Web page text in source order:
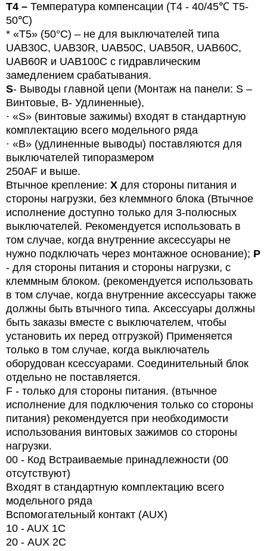
T4 – Температура компенсации (T4 - 40/45℃ T5-
50℃)
* «T5» (50°C) – не для выключателей типа
UAB30C, UAB30R, UAB50C, UAB50R, UAB60C,
UAB60R и UAB100C с гидравлическим
замедлением срабатывания.
S- Выводы главной цепи (Монтаж на панели: S –
Винтовые, B- Удлиненные),
· «S» (винтовые зажимы) входят в стандартную
комплектацию всего модельного ряда
· «B» (удлиненные выводы) поставляются для
выключателей типоразмером
250AF и выше.
Втычное крепление: X для стороны питания и
стороны нагрузки, без клеммного блока (Втычное
исполнение доступно только для 3-полюсных
выключателей. Рекомендуется использовать в
том случае, когда внутренние аксессуары не
нужно подключать через монтажное основание); P
- для стороны питания и стороны нагрузки, с
клеммным блоком. (рекомендуется использовать
в том случае, когда внутренние аксессуары также
должны быть втычного типа. Аксессуары должны
быть заказы вместе с выключателем, чтобы
установить их перед отгрузкой) Применяется
только в том случае, когда выключатель
оборудован ксессуарами. Соединительный блок
отдельно не поставляется.
F - только для стороны питания. (втычное
исполнение для подключения только со стороны
питания) рекомендуется при необходимости
использования винтовых зажимов со стороны
нагрузки.
00 - Код Встраиваемые принадлежности (00
отсутствуют)
Входят в стандартную комплектацию всего
модельного ряда
Вспомогательный контакт (AUX)
10 - AUX 1C
20 - AUX 2C